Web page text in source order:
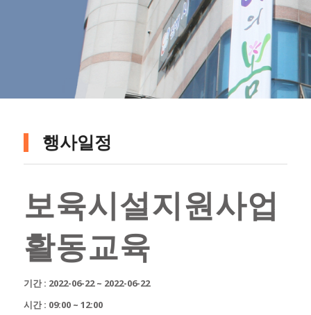
행사일정
보육시설지원사업
활동교육
기간 : 2022-06-22 ~ 2022-06-22
시간 : 09:00 ~ 12:00